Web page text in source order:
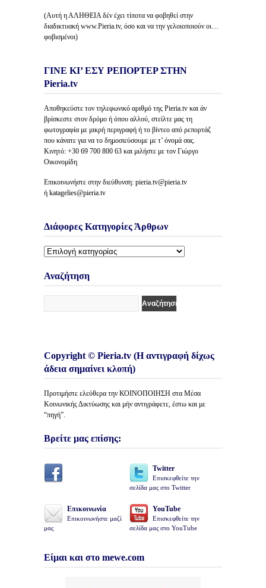
(Αυτή η ΑΛΗΘΕΙΑ δέν έχει τίποτα να φοβηθεί στην
διαδικτυακή www.Pieria.tv, όσο και να την γελοιοποιούν οι…
φοβισμένοι)
ΓΙΝΕ ΚΙ’ ΕΣΥ ΡΕΠΟΡΤΕΡ ΣΤΗΝ
Pieria.tv
Αποθηκεύστε τον τηλεφωνικό αριθμό της Pieria.tv και άν
βρίσκεστε στον δρόμο ή όπου αλλού, στείλτε μας τη
φωτογραφία με μικρή περιγραφή ή το βίντεο από ρεπορτάζ
που κάνατε για να το δημοσιεύσουμε με τ’ όνομά σας.
Κινητό: +30 69 700 800 63 και μιλήστε με τον Γιώργο
Οικονομίδη
Επικοινωνήστε στην διεύθυνση: pieria.tv@pieria.tv
ή katagelies@pieria.tv
Διάφορες Κατηγορίες Άρθρων
Διάφορες
Άρθρων
Αναζήτηση
Copyright © Pieria.tv (Η αντιγραφή δίχως
άδεια σημαίνει κλοπή)
Προτιμήστε ελεύθερα την ΚΟΙΝΟΠΟΙΗΣΗ στα Μέσα
Κοινωνικής Δικτύωσης και μήν αντιγράφετε, έστω και με
“πηγή”.
Βρείτε μας επίσης:
Twitter
Επισκεφθείτε την
σελίδα μας στο Twitter
Επικοινωνία
Επικοινωνήστε μαζί
μας
YouTube
Επισκεφθείτε την
σελίδα μας στο YouTube
Είμαι και στο mewe.com